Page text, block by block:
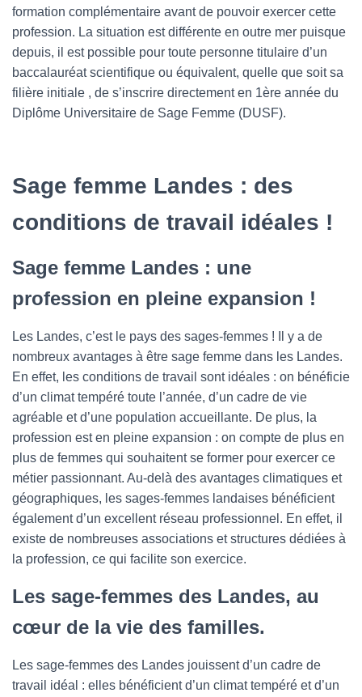
formation complémentaire avant de pouvoir exercer cette
profession. La situation est différente en outre mer puisque
depuis, il est possible pour toute personne titulaire d’un
baccalauréat scientifique ou équivalent, quelle que soit sa
filière initiale , de s’inscrire directement en 1ère année du
Diplôme Universitaire de Sage Femme (DUSF).
Sage femme Landes : des
conditions de travail idéales !
Sage femme Landes : une
profession en pleine expansion !
Les Landes, c’est le pays des sages-femmes ! Il y a de
nombreux avantages à être sage femme dans les Landes.
En effet, les conditions de travail sont idéales : on bénéficie
d’un climat tempéré toute l’année, d’un cadre de vie
agréable et d’une population accueillante. De plus, la
profession est en pleine expansion : on compte de plus en
plus de femmes qui souhaitent se former pour exercer ce
métier passionnant. Au-delà des avantages climatiques et
géographiques, les sages-femmes landaises bénéficient
également d’un excellent réseau professionnel. En effet, il
existe de nombreuses associations et structures dédiées à
la profession, ce qui facilite son exercice.
Les sage-femmes des Landes, au
cœur de la vie des familles.
Les sage-femmes des Landes jouissent d’un cadre de
travail idéal : elles bénéficient d’un climat tempéré et d’un